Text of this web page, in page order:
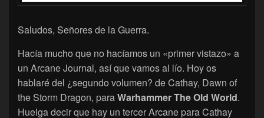
Saludos, Señores de la Guerra.
Hacía mucho que no hacíamos un «primer vistazo» a
un Arcane Journal, así que vamos al lío. Hoy os
hablaré del ¿segundo volumen? de Cathay, Dawn of
the Storm Dragon, paraWarhammer The Old World.
Huelga decir que hay un tercer Arcane para Cathay